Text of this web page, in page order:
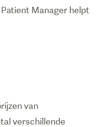
Manager helpt
van
verschillende